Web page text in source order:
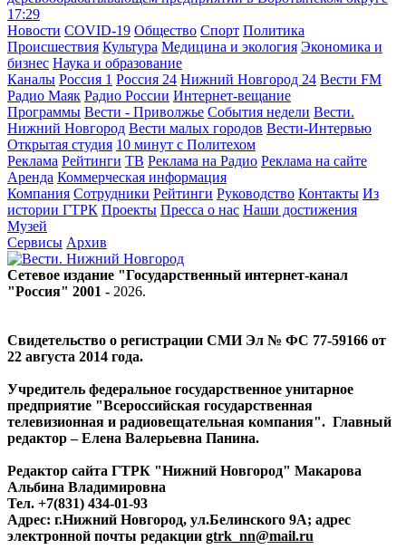
17:29
Новости COVID-19 Общество Спорт Политика
Происшествия Культура Медицина и экология Экономика и
бизнес Наука и образование
Каналы Россия 1 Россия 24 Нижний Новгород 24 Вести FM
Радио Маяк Радио России Интернет-вещание
Программы Вести - Приволжье События недели Вести.
Нижний Новгород Вести малых городов Вести-Интервью
Открытая студия 10 минут с Политехом
Реклама Рейтинги ТВ Реклама на Радио Реклама на сайте
Аренда Коммерческая информация
Компания Сотрудники Рейтинги Руководство Контакты Из
истории ГТРК Проекты Пресса о нас Наши достижения
Музей
Сервисы Архив
Сетевое издание "Государственный интернет-канал
"Россия" 2001 - 2026.
Свидетельство о регистрации СМИ Эл № ФС 77-59166 от
22 августа 2014 года.
Учредитель федеральное государственное унитарное
предприятие "Всероссийская государственная
телевизионная и радиовещательная компания". Главный
редактор – Елена Валерьевна Панина.
Редактор сайта ГТРК "Нижний Новгород" Макарова
Альбина Владимировна
Тел. +7(831) 434-01-93
Адрес: г.Нижний Новгород, ул.Белинского 9А; адрес
электронной почты редакции gtrk_nn@mail.ru